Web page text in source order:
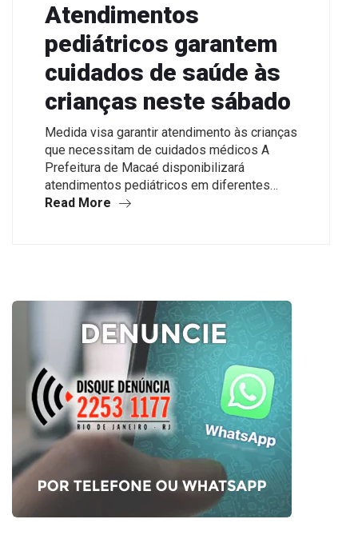
Atendimentos
pediátricos garantem
cuidados de saúde às
crianças neste sábado
Medida visa garantir atendimento às crianças
que necessitam de cuidados médicos A
Prefeitura de Macaé disponibilizará
atendimentos pediátricos em diferentes…
Read More